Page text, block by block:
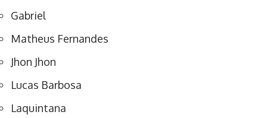
Gabriel
Matheus Fernandes
Jhon Jhon
Lucas Barbosa
Laquintana